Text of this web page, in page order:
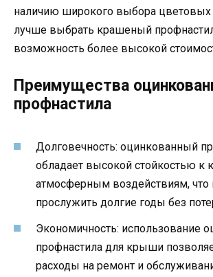
наличию широкого выбора
лучше выбрать крашеный
возможность более высокой
Преимущества
профнастила
Долговечность: оцинкованный
обладает высокой стойкостью к
атмосферным воздействиям, что
прослужить долгие годы без
Экономичность: использование
профнастила для крыши
расходы на ремонт и